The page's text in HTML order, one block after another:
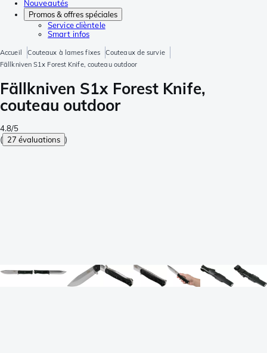
Nouveautés
Promos & offres spéciales
Service clièntele
Smart infos
Accueil Couteaux à lames fixes
Couteaux de survie
Fällkniven S1x Forest Knife, couteau outdoor
Fällkniven S1x Forest Knife,
couteau outdoor
4.8/5
( 27 évaluations )